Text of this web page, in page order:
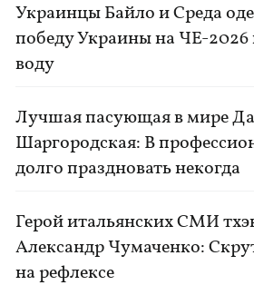
Украинцы Байло и Среда
победу Украины на ЧЕ-
воду
Лучшая пасующая в мире
Шаргородская: В
долго праздновать некогда
Герой итальянских СМИ
Александр Чумаченко:
на рефлексе